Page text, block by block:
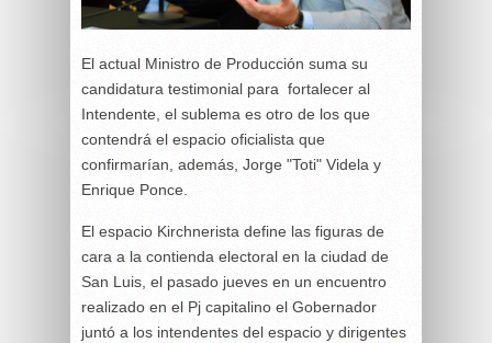
El actual Ministro de Producción suma su
candidatura testimonial para fortalecer al
Intendente, el sublema es otro de los que
contendrá el espacio oficialista que
confirmarían, además, Jorge "Toti" Videla y
Enrique Ponce.
El espacio Kirchnerista define las figuras de
cara a la contienda electoral en la ciudad de
San Luis, el pasado jueves en un encuentro
realizado en el Pj capitalino el Gobernador
juntó a los intendentes del espacio y dirigentes